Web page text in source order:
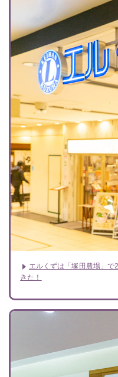
エルくずは「塚田農場」で
きた！